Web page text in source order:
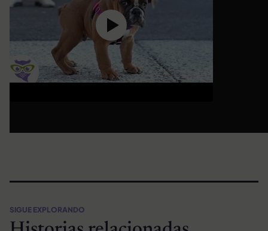
SIGUE EXPLORANDO